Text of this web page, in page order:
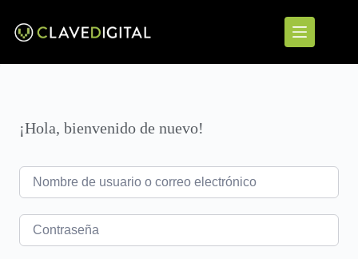
¡Hola, bienvenido de nuevo!